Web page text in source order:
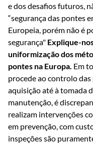
e dos desafios futuros,
“segurança das pontes
Europeia, porém não é
segurança" Explique-
uniformização dos
pontes na Europa. Em
procede ao controlo
aquisição até à tomada
manutenção, é
realizam intervenções
em prevenção, com
inspeções são